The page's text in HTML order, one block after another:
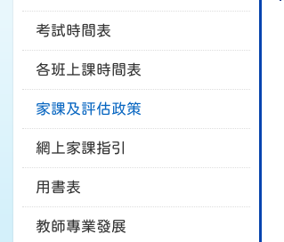
考試時間表
各班上課時間表
家課及評估政策
網上家課指引
用書表
教師專業發展